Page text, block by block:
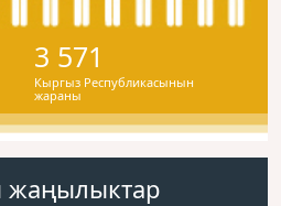
3 571
Кыргыз Республикасынын
жараны